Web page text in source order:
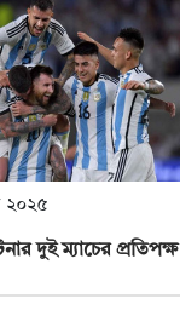
২০২৫
দুই ম্যাচের প্রতিপক্ষ